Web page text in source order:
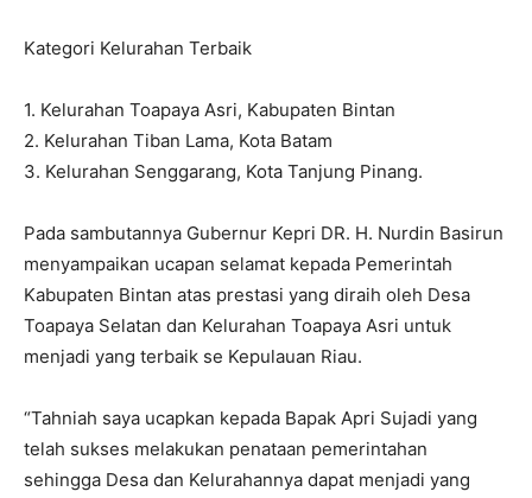
Kategori Kelurahan Terbaik
1. Kelurahan Toapaya Asri, Kabupaten Bintan
2. Kelurahan Tiban Lama, Kota Batam
3. Kelurahan Senggarang, Kota Tanjung Pinang.
Pada sambutannya Gubernur Kepri DR. H. Nurdin Basirun
menyampaikan ucapan selamat kepada Pemerintah
Kabupaten Bintan atas prestasi yang diraih oleh Desa
Toapaya Selatan dan Kelurahan Toapaya Asri untuk
menjadi yang terbaik se Kepulauan Riau.
“Tahniah saya ucapkan kepada Bapak Apri Sujadi yang
telah sukses melakukan penataan pemerintahan
sehingga Desa dan Kelurahannya dapat menjadi yang